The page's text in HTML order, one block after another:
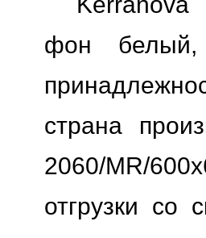
фон белый,
страна
2060/MR/
отгрузки со